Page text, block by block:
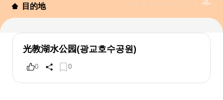
目的地
光教湖水公园(광교호수공원)
0 0